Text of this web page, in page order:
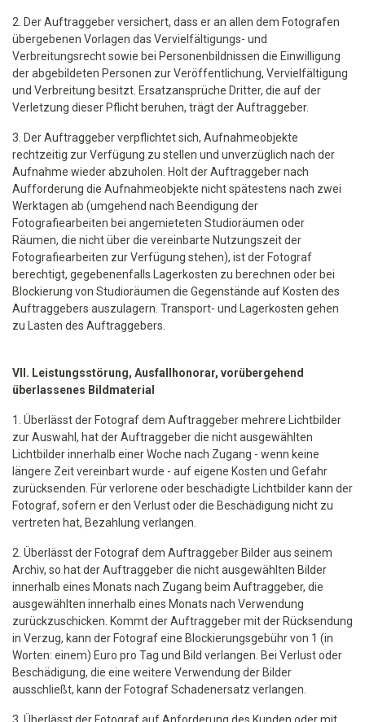
2. Der Auftraggeber versichert, dass er an allen dem Fotografen
übergebenen Vorlagen das Vervielfältigungs- und
Verbreitungsrecht sowie bei Personenbildnissen die Einwilligung
der abgebildeten Personen zur Veröffentlichung, Vervielfältigung
und Verbreitung besitzt. Ersatzansprüche Dritter, die auf der
Verletzung dieser Pflicht beruhen, trägt der Auftraggeber.
3. Der Auftraggeber verpflichtet sich, Aufnahmeobjekte
rechtzeitig zur Verfügung zu stellen und unverzüglich nach der
Aufnahme wieder abzuholen. Holt der Auftraggeber nach
Aufforderung die Aufnahmeobjekte nicht spätestens nach zwei
Werktagen ab (umgehend nach Beendigung der
Fotografiearbeiten bei angemieteten Studioräumen oder
Räumen, die nicht über die vereinbarte Nutzungszeit der
Fotografiearbeiten zur Verfügung stehen), ist der Fotograf
berechtigt, gegebenenfalls Lagerkosten zu berechnen oder bei
Blockierung von Studioräumen die Gegenstände auf Kosten des
Auftraggebers auszulagern. Transport- und Lagerkosten gehen
zu Lasten des Auftraggebers.
VII. Leistungsstörung, Ausfallhonorar, vorübergehend
überlassenes Bildmaterial
1. Überlässt der Fotograf dem Auftraggeber mehrere Lichtbilder
zur Auswahl, hat der Auftraggeber die nicht ausgewählten
Lichtbilder innerhalb einer Woche nach Zugang - wenn keine
längere Zeit vereinbart wurde - auf eigene Kosten und Gefahr
zurücksenden. Für verlorene oder beschädigte Lichtbilder kann der
Fotograf, sofern er den Verlust oder die Beschädigung nicht zu
vertreten hat, Bezahlung verlangen.
2. Überlässt der Fotograf dem Auftraggeber Bilder aus seinem
Archiv, so hat der Auftraggeber die nicht ausgewählten Bilder
innerhalb eines Monats nach Zugang beim Auftraggeber, die
ausgewählten innerhalb eines Monats nach Verwendung
zurückzuschicken. Kommt der Auftraggeber mit der Rücksendung
in Verzug, kann der Fotograf eine Blockierungsgebühr von 1 (in
Worten: einem) Euro pro Tag und Bild verlangen. Bei Verlust oder
Beschädigung, die eine weitere Verwendung der Bilder
ausschließt, kann der Fotograf Schadenersatz verlangen.